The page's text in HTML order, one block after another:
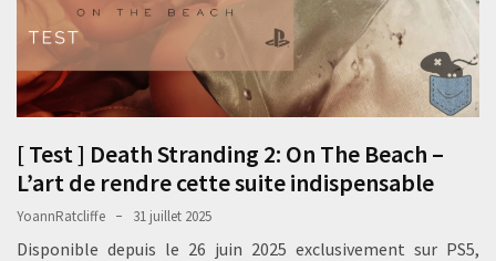
[ Test ] Death Stranding 2: On The Beach –
L’art de rendre cette suite indispensable
YoannRatcliffe 31 juillet 2025
Disponible depuis le 26 juin 2025 exclusivement sur PS5,